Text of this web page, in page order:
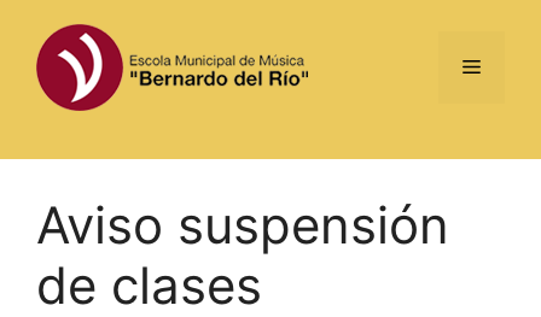
contenido
Menú
Aviso suspensión
de clases